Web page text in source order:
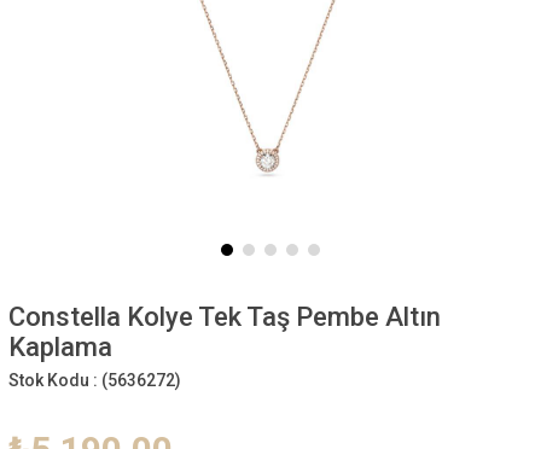
Constella Kolye Tek Taş Pembe Altın
Kaplama
Stok Kodu : (5636272)